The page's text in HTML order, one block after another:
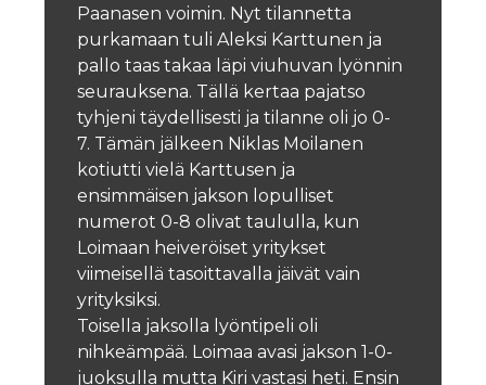
Paanasen voimin. Nyt tilannetta
purkamaan tuli Aleksi Karttunen ja
pallo taas takaa läpi viuhuvan lyönnin
seurauksena. Tällä kertaa pajatso
tyhjeni täydellisesti ja tilanne oli jo 0-
7. Tämän jälkeen Niklas Moilanen
kotiutti vielä Karttusen ja
ensimmäisen jakson lopulliset
numerot 0-8 olivat taululla, kun
Loimaan heiveröiset yritykset
viimeisellä tasoittavalla jäivät vain
yrityksiksi.
Toisella jaksolla lyöntipeli oli
nihkeämpää. Loimaa avasi jakson 1-0-
juoksulla mutta Kiri vastasi heti. Ensin